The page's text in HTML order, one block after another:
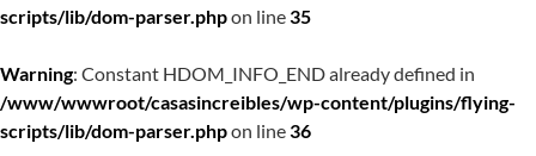
scripts/lib/dom-parser.phpon line35
Warning: Constant HDOM_INFO_END already defined in
/www/wwwroot/casasincreibles/wp-content/plugins/flying-
scripts/lib/dom-parser.phpon line36